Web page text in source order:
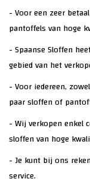
- Voor een zeer
pantoffels van hoge
- Spaanse Sloffen
gebied van het
- Voor iedereen,
paar sloffen of
- Wij verkopen enkel
sloffen van hoge
- Je kunt bij ons
service.